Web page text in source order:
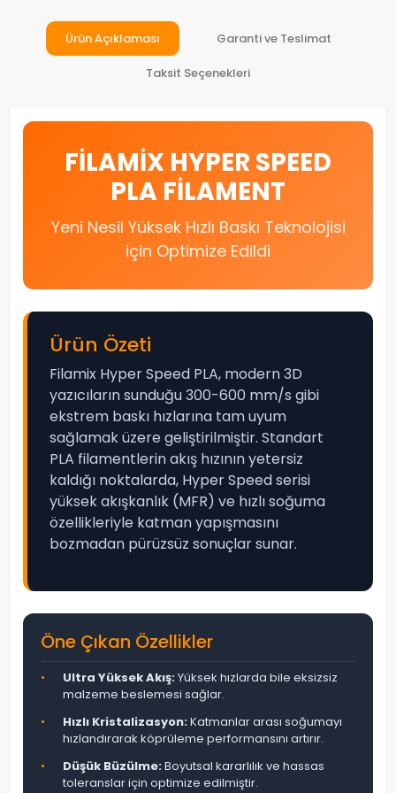
Ürün Açıklaması Garanti ve Teslimat
Taksit Seçenekleri
FILAMIX HYPER SPEED
PLA FILAMENT
Yeni Nesil Yüksek Hızlı Baskı Teknolojisi
için Optimize Edildi
Ürün Özeti
Filamix Hyper Speed PLA, modern 3D
yazıcıların sunduğu 300-600 mm/s gibi
ekstrem baskı hızlarına tam uyum
sağlamak üzere geliştirilmiştir. Standart
PLA filamentlerin akış hızının yetersiz
kaldığı noktalarda, Hyper Speed serisi
yüksek akışkanlık (MFR) ve hızlı soğuma
özellikleriyle katman yapışmasını
bozmadan pürüzsüz sonuçlar sunar.
Öne Çıkan Özellikler
• Ultra Yüksek Akış:Yüksek hızlarda bile eksizsiz
malzeme beslemesi sağlar.
•
Hızlı Kristalizasyon:Katmanlar arası soğumayı
hızlandırarak köprüleme performansını artırır.
•
Düşük Büzülme:Boyutsal kararlılık ve hassas
toleranslar için optimize edilmiştir.